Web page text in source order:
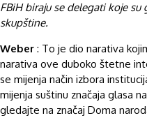
FBiH biraju se delegati koje
skupštine.
Weber : To je dio narativa
narativa ove duboko štetne
se mijenja način izbora
mijenja suštinu značaja glasa
gledajte na značaj Doma